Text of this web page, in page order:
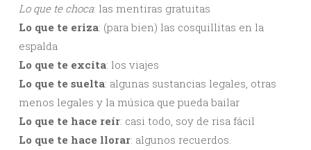
Lo que te choca: las mentiras gratuitas
Lo que te eriza: (para bien) las cosquillitas en la
espalda
Lo que te excita: los viajes
Lo que te suelta: algunas sustancias legales, otras
menos legales y la música que pueda bailar
Lo que te hace reír: casi todo, soy de risa fácil
Lo que te hace llorar: algunos recuerdos.